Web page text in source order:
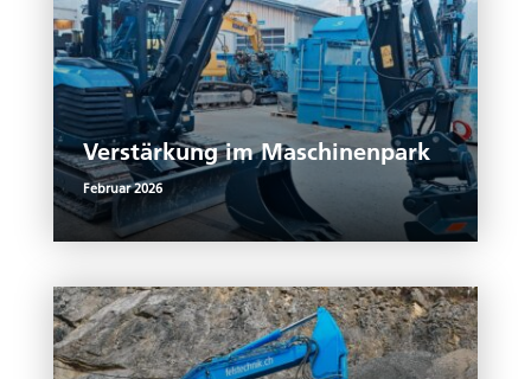
Verstärkung im Maschinenpark
Februar 2026